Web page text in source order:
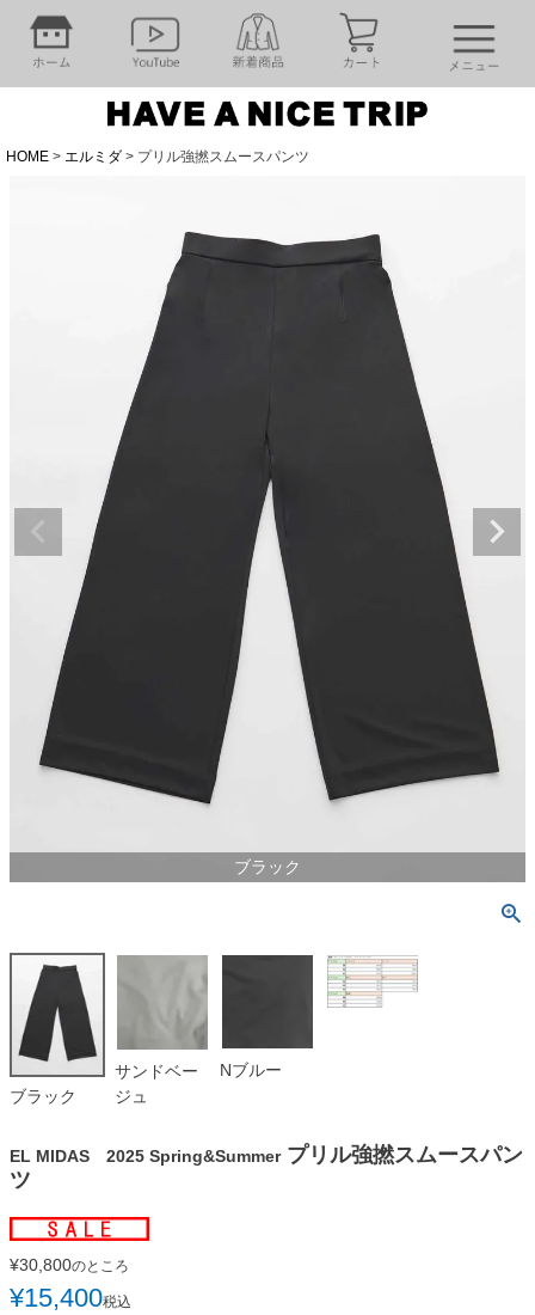
HOME エルミダ プリル強撚スムースパンツ
ブラック
ブラック
サンドベー
ジュ
Nブルー
EL MIDAS 2025 Spring&Summer プリル強撚スムースパン
ツ
¥30,800のところ
¥15,400税込